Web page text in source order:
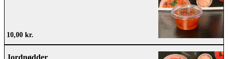
10,00 kr.
Jordnødder